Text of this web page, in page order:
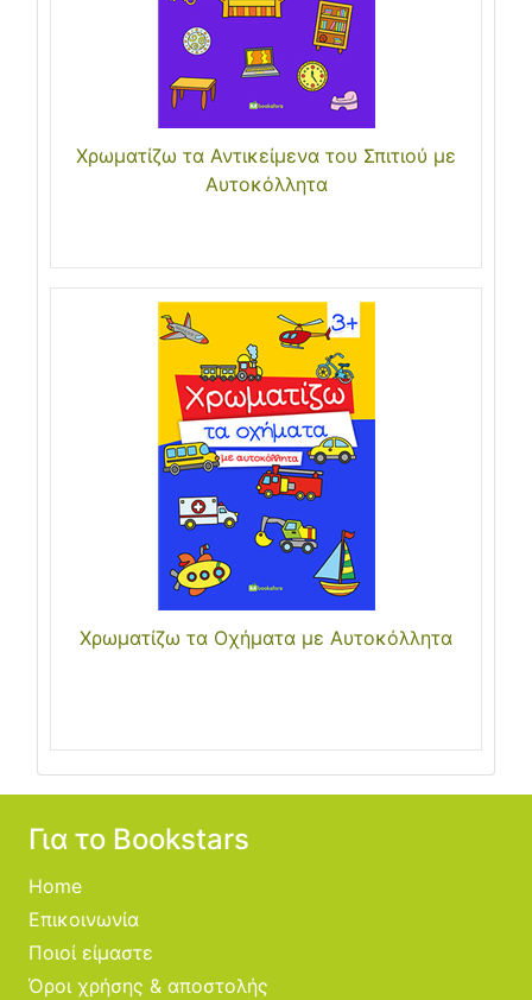
Χρωματίζω τα Αντικείμενα του Σπιτιού με
Αυτοκόλλητα
Χρωματίζω τα Οχήματα με Αυτοκόλλητα
Για το Bookstars
Home
Επικοινωνία
Ποιοί είμαστε
Όροι χρήσης & αποστολής